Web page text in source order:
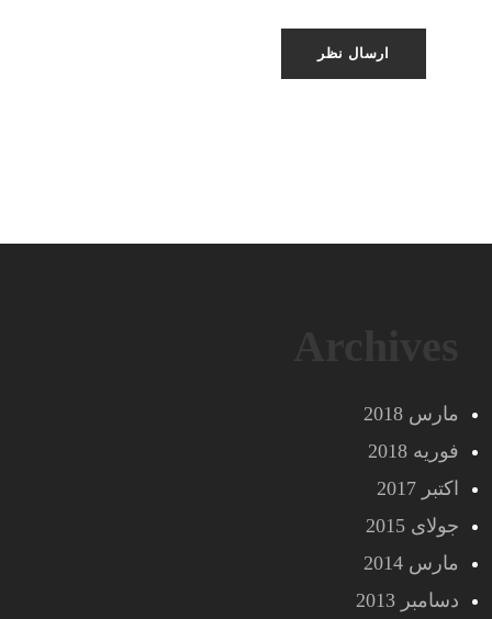
مارس 2018
فوریه 2018
اکتبر 2017
جولای 2015
مارس 2014
دسامبر 2013